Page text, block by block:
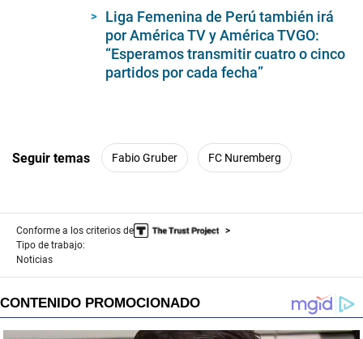
Liga Femenina de Perú también irá
por América TV y América TVGO:
“Esperamos transmitir cuatro o cinco
partidos por cada fecha”
Seguir temas Fabio Gruber FC Nuremberg
Conforme a los criterios de
Tipo de trabajo:
Noticias